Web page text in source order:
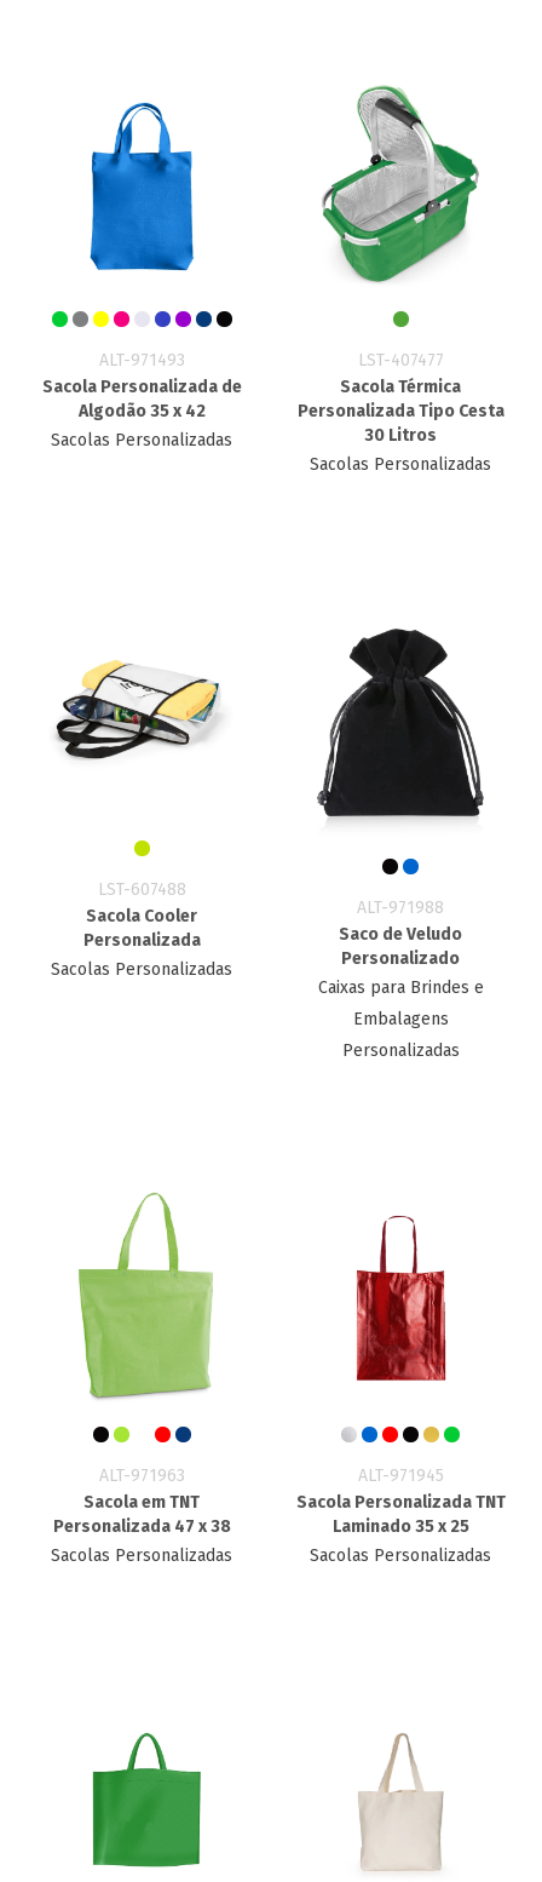
ALT-971493
Sacola Personalizada de
Algodão 35 x 42
Sacolas Personalizadas
LST-407477
Sacola Térmica
Personalizada Tipo Cesta
30 Litros
Sacolas Personalizadas
LST-607488
Sacola Cooler
Personalizada
Sacolas Personalizadas
ALT-971988
Saco de Veludo
Personalizado
Caixas para Brindes e
Embalagens
Personalizadas
ALT-971963
Sacola em TNT
Personalizada 47 x 38
Sacolas Personalizadas
ALT-971945
Sacola Personalizada TNT​
Laminado 35 x 25
Sacolas Personalizadas